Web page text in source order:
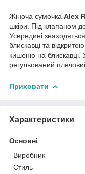
Жіноча сумочка Alex
шкіри. Під клапаном
Усередині
блискавці та
кишеню на блискавці.
регульований
Приховати
Характеристики
Основні
Виробник
Стиль